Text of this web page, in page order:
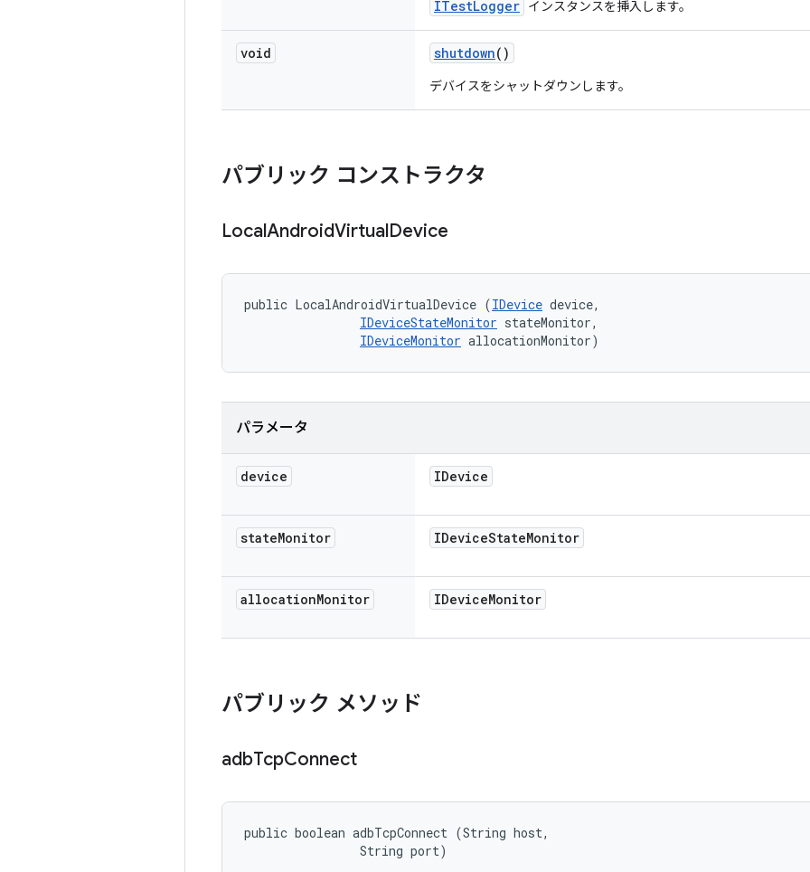
ITestLogger インスタンスを挿入します。
void shutdown()
デバイスをシャットダウンします。
パブリック コンストラクタ
LocalAndroidVirtualDevice
public LocalAndroidVirtualDevice (IDevice device,
IDeviceStateMonitor stateMonitor,
IDeviceMonitor allocationMonitor)
パラメータ
device IDevice
stateMonitor IDeviceStateMonitor
allocationMonitor IDeviceMonitor
パブリック メソッド
adbTcpConnect
public boolean adbTcpConnect (String host,
                String port)